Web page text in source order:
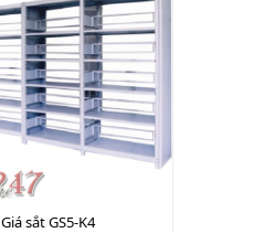
Giá sắt GS5-K4